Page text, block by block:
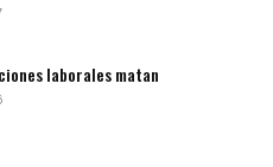
laborales matan